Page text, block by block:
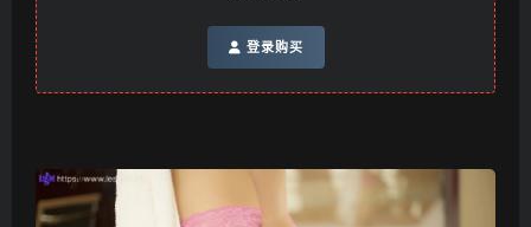
登录购买